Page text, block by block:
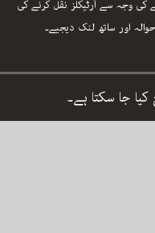
کی وجہ سے آرٹیکلز نقل کرنے کی
اور ساتھ لنک دیجیے۔
جا سکتا ہے۔